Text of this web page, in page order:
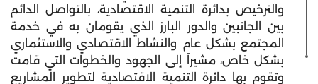
والترخيص بدائرة التنمية الاقتصادية، بالتواصل الدائم
بين الجانبين والدور البارز الذي يقومان به في خدمة
المجتمع بشكل عام والنشاط الاقتصادي والاستثماري
بشكل خاص، مشيراً إلى الجهود والخطوات التي قامت
وتقوم بها دائرة التنمية الاقتصادية لتطوير المشاريع